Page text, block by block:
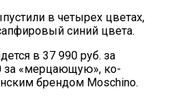
в четырех цветах,
синий цвета.
в 37 990 руб. за
за «мерцающую», ко-
брендом Moschino.